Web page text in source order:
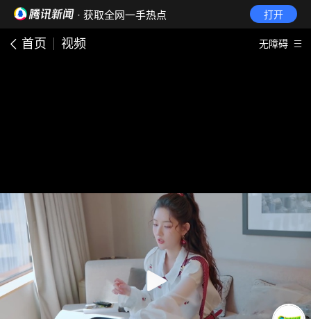
· 获取全网一手热点 打开
首页 视频 无障碍